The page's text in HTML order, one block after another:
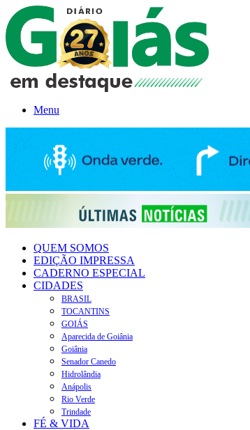
Menu
QUEM SOMOS
EDIÇÃO IMPRESSA
CADERNO ESPECIAL
CIDADES
BRASIL
TOCANTINS
GOIÁS
Aparecida de Goiânia
Goiânia
Senador Canedo
Hidrolândia
Anápolis
Rio Verde
Trindade
FÉ & VIDA